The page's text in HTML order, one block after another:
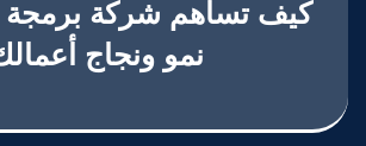
كيف تساهم شركة برمجة
نمو ونجاج